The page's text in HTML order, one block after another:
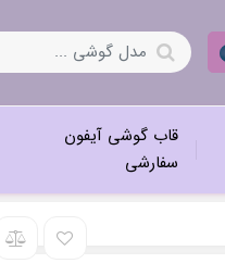
قاب گوشی آیفون
سفارشی